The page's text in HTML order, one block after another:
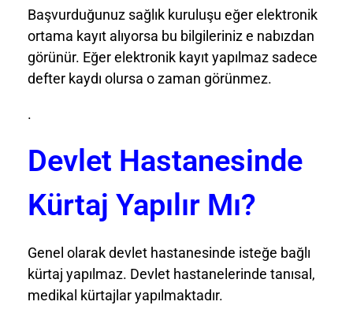
Başvurduğunuz sağlık kuruluşu eğer elektronik
ortama kayıt alıyorsa bu bilgileriniz e nabızdan
görünür. Eğer elektronik kayıt yapılmaz sadece
defter kaydı olursa o zaman görünmez.
.
Devlet Hastanesinde
Kürtaj Yapılır Mı?
Genel olarak devlet hastanesinde isteğe bağlı
kürtaj yapılmaz. Devlet hastanelerinde tanısal,
medikal kürtajlar yapılmaktadır.